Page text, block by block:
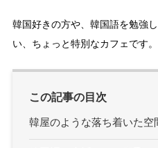
韓国好きの方や、韓国語を勉強
い、ちょっと特別なカフェです。
この記事の目次
韓屋のような落ち着いた空